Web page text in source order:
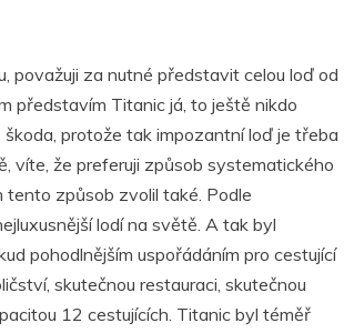
považuji za nutné představit celou loď od
představím Titanic já, to ještě nikdo
protože tak impozantní loď je třeba
víte, že preferuji způsob systematického
tento způsob zvolil také. Podle
lodí na světě. A tak byl
pohodlnějším uspořádáním pro cestující
skutečnou restauraci, skutečnou
12 cestujících. Titanic byl téměř